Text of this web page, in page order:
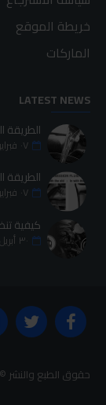
خريطة الموقع
الماركات
LATEST NEWS
٠٧ فبراير
الطريقة
٠٧ فبراير
كيفية
٣٠ أبريل
حقوق الطبع والنشر © 2021 جميع الحقوق محفوظة sabrystores.com. من تصميم-